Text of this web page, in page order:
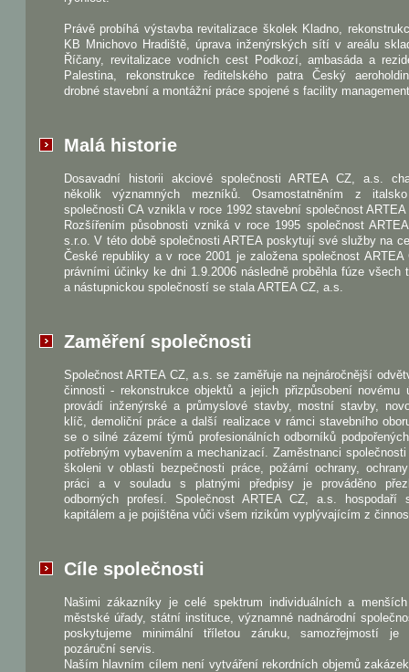
Právě probíhá výstavba revitalizace školek Kladno,
KB Mnichovo Hradiště, úprava inženýrských sítí v areálu
Říčany, revitalizace vodních cest Podkozí, ambasáda a
Palestina, rekonstrukce ředitelského patra Český
drobné stavební a montážní práce spojené s facility
Malá historie
Dosavadní historii akciové společnosti ARTEA CZ, a.s.
několik významných mezníků. Osamostatněním z
společnosti CA vznikla v roce 1992 stavební společnost
Rozšířením působnosti vzniká v roce 1995 společnost
s.r.o. V této době společnosti ARTEA poskytují své služby na
České republiky a v roce 2001 je založena společnost
právními účinky ke dni 1.9.2006 následně proběhla fúze všech
a nástupnickou společností se stala ARTEA CZ, a.s.
Zaměření společnosti
Společnost ARTEA CZ, a.s. se zaměřuje na nejnáročnější
činnosti - rekonstrukce objektů a jejich přizpůsobení novému
provádí inženýrské a průmyslové stavby, mostní stavby,
klíč, demoliční práce a další realizace v rámci stavebního
se o silné zázemí týmů profesionálních odborníků
potřebným vybavením a mechanizací. Zaměstnanci společnosti
školeni v oblasti bezpečnosti práce, požární ochrany,
práci a v souladu s platnými předpisy je prováděno
odborných profesí. Společnost ARTEA CZ, a.s. hospodaří
kapitálem a je pojištěna vůči všem rizikům vyplývajícím z
Cíle společnosti
Našimi zákazníky je celé spektrum individuálních a
městské úřady, státní instituce, významné nadnárodní
poskytujeme minimální tříletou záruku, samozřejmostí
pozáruční servis.
Naším hlavním cílem není vytváření rekordních objemů